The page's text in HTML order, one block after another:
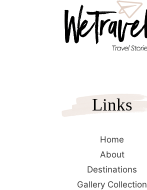
Links
Home
About
Destinations
Gallery Collection